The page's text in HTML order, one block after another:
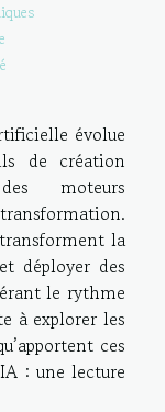
évolue
de création
moteurs
la
déployer des
le rythme
à explorer les
ces
: une lecture